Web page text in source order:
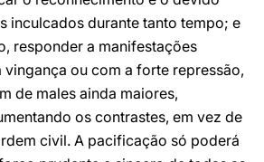
inculcados durante tanto tempo; e
responder a manifestações
ou com a forte repressão,
de males ainda maiores,
os contrastes, em vez de
civil. A pacificação só poderá